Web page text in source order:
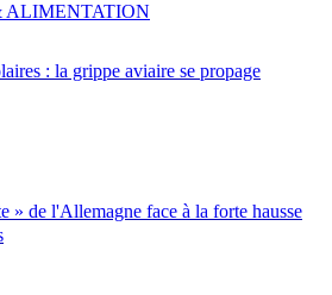
: la grippe aviaire se propage
ALIMENTATION
» de l'Allemagne face à la forte hausse